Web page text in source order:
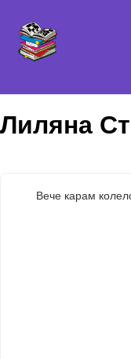
Лиляна
Вече карам